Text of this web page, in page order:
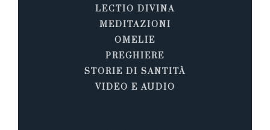
LECTIO DIVINA
MEDITAZIONI
OMELIE
PREGHIERE
STORIE DI SANTITÀ
VIDEO E AUDIO